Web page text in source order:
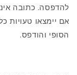
להדפסה. כתובה
אם יימצאו טעויות
הסופי והודפס.